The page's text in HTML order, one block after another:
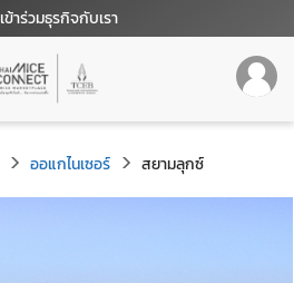
เข้าร่วมธุรกิจกับเรา
ออแกไนเซอร์ สยามลุกซ์